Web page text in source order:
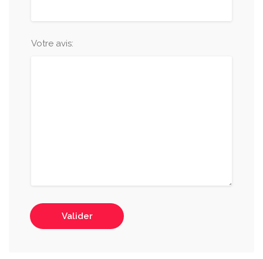
Votre avis:
Valider